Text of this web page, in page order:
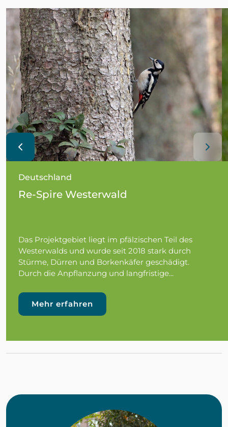
Deutschland
Re-Spire Westerwald
Das Projektgebiet liegt im pfälzischen Teil des
Westerwalds und wurde seit 2018 stark durch
Stürme, Dürren und Borkenkäfer geschädigt.
Durch die Anpflanzung und langfristige...
Mehr erfahren